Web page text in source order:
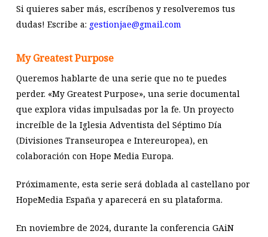
Si quieres saber más, escríbenos y resolveremos tus
dudas! Escribe a: gestionjae@gmail.com
My Greatest Purpose
Queremos hablarte de una serie que no te puedes
perder. «My Greatest Purpose», una serie documental
que explora vidas impulsadas por la fe. Un proyecto
increíble de la Iglesia Adventista del Séptimo Día
(Divisiones Transeuropea e Intereuropea), en
colaboración con Hope Media Europa.
Próximamente, esta serie será doblada al castellano por
HopeMedia España y aparecerá en su plataforma.
En noviembre de 2024, durante la conferencia GAiN